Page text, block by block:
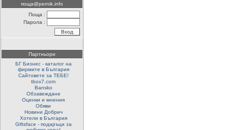
поща@pernik.info
Поща :
Парола :
Партньори
БГ Бизнес - каталог на
фирмите в България
Сайтовете за ТЕБЕ!
tbox7.com
Bansko
Обзавеждане
Оценки и мнения
Обяви
Новини Добрич
Хотели в България
Giftsface - подаръци за